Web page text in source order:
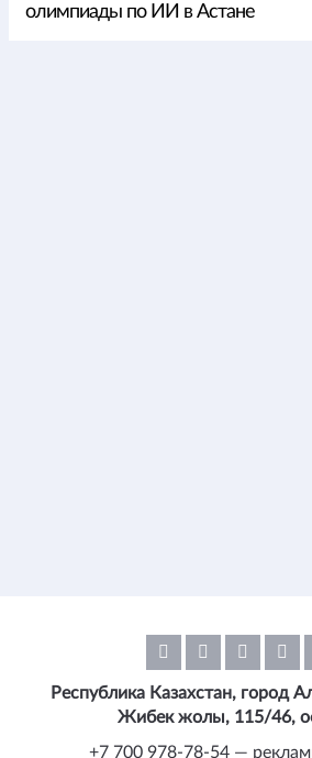
олимпиады по ИИ в Астане
Республика Казахстан, город
Жибек жолы, 115/46,
+7 700 978-78-54 —